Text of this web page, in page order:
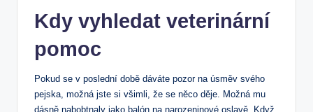
Kdy vyhledat veterinární
pomoc
Pokud se v poslední době dáváte pozor na úsměv svého
pejska, možná jste si všimli, že se něco děje. Možná mu
dásně nabobtnaly jako balón na narozeninové oslavě. Když